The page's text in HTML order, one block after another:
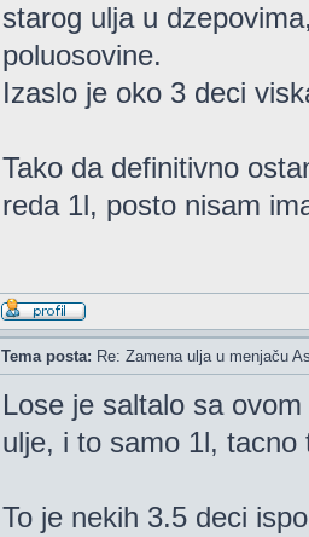
starog ulja u
poluosovine.
Izaslo je oko 3 deci
Tako da definitivno
reda 1l, posto nisam
Tema posta: Re: Zamena ulja u menjaču
Lose je saltalo sa
ulje, i to samo 1l,
To je nekih 3.5 deci